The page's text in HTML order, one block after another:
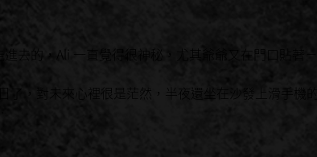
進去的，Ali 一直覺得很神秘，尤其爺爺又在門口貼著
了，對未來心裡很是茫然，半夜還坐在沙發上滑手機